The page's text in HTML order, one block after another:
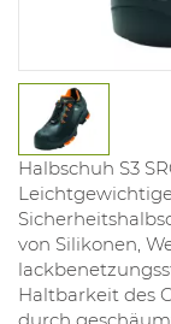
Halbschuh S3
von Silikonen,
Haltbarkeit des